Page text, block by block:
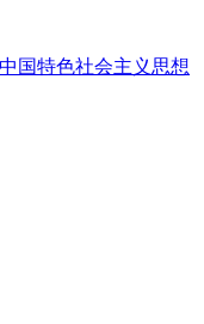
国特色社会主义思想